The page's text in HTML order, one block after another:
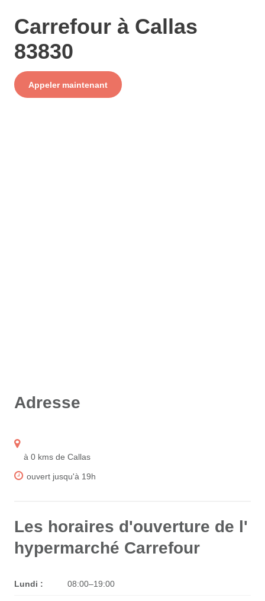
Carrefour à Callas
83830
Appeler maintenant
Service
+ prix appel
Adresse
à 0 kms de Callas
ouvert jusqu'à 19h
Les horaires d'ouverture de l'
hypermarché Carrefour
Lundi : 08:00–19:00